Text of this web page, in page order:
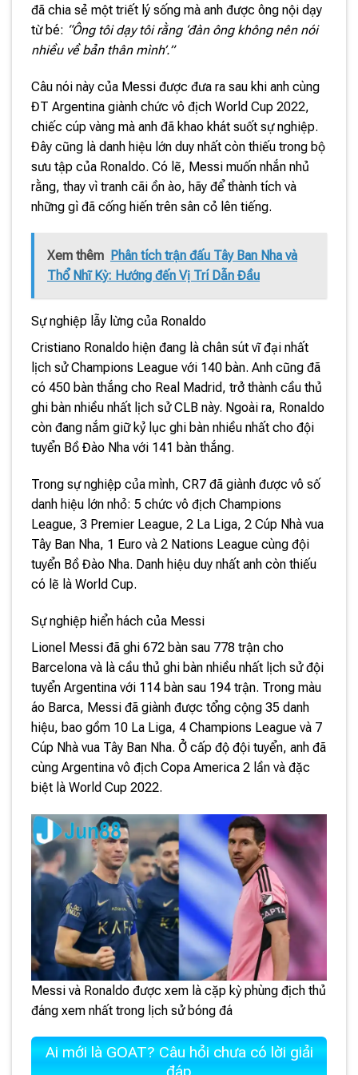
đã chia sẻ một triết lý sống mà anh được ông nội dạy
từ bé: “Ông tôi dạy tôi rằng ‘đàn ông không nên nói
nhiều về bản thân mình’.”
Câu nói này của Messi được đưa ra sau khi anh cùng
ĐT Argentina giành chức vô địch World Cup 2022,
chiếc cúp vàng mà anh đã khao khát suốt sự nghiệp.
Đây cũng là danh hiệu lớn duy nhất còn thiếu trong bộ
sưu tập của Ronaldo. Có lẽ, Messi muốn nhắn nhủ
rằng, thay vì tranh cãi ồn ào, hãy để thành tích và
những gì đã cống hiến trên sân cỏ lên tiếng.
Xem thêm Phân tích trận đấu Tây Ban Nha và
Thổ Nhĩ Kỳ: Hướng đến Vị Trí Dẫn Đầu
Sự nghiệp lẫy lừng của Ronaldo
Cristiano Ronaldo hiện đang là chân sút vĩ đại nhất
lịch sử Champions League với 140 bàn. Anh cũng đã
có 450 bàn thắng cho Real Madrid, trở thành cầu thủ
ghi bàn nhiều nhất lịch sử CLB này. Ngoài ra, Ronaldo
còn đang nắm giữ kỷ lục ghi bàn nhiều nhất cho đội
tuyển Bồ Đào Nha với 141 bàn thắng.
Trong sự nghiệp của mình, CR7 đã giành được vô số
danh hiệu lớn nhỏ: 5 chức vô địch Champions
League, 3 Premier League, 2 La Liga, 2 Cúp Nhà vua
Tây Ban Nha, 1 Euro và 2 Nations League cùng đội
tuyển Bồ Đào Nha. Danh hiệu duy nhất anh còn thiếu
có lẽ là World Cup.
Sự nghiệp hiển hách của Messi
Lionel Messi đã ghi 672 bàn sau 778 trận cho
Barcelona và là cầu thủ ghi bàn nhiều nhất lịch sử đội
tuyển Argentina với 114 bàn sau 194 trận. Trong màu
áo Barca, Messi đã giành được tổng cộng 35 danh
hiệu, bao gồm 10 La Liga, 4 Champions League và 7
Cúp Nhà vua Tây Ban Nha. Ở cấp độ đội tuyển, anh đã
cùng Argentina vô địch Copa America 2 lần và đặc
biệt là World Cup 2022.
Messi và Ronaldo được xem là cặp kỳ phùng địch thủ
đáng xem nhất trong lịch sử bóng đá
Ai mới là GOAT? Câu hỏi chưa có lời giải